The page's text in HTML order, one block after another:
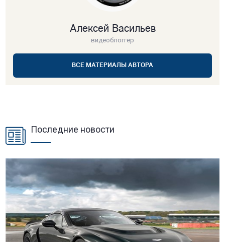
Алексей Васильев
видеоблоггер
ВСЕ МАТЕРИАЛЫ АВТОРА
Последние новости